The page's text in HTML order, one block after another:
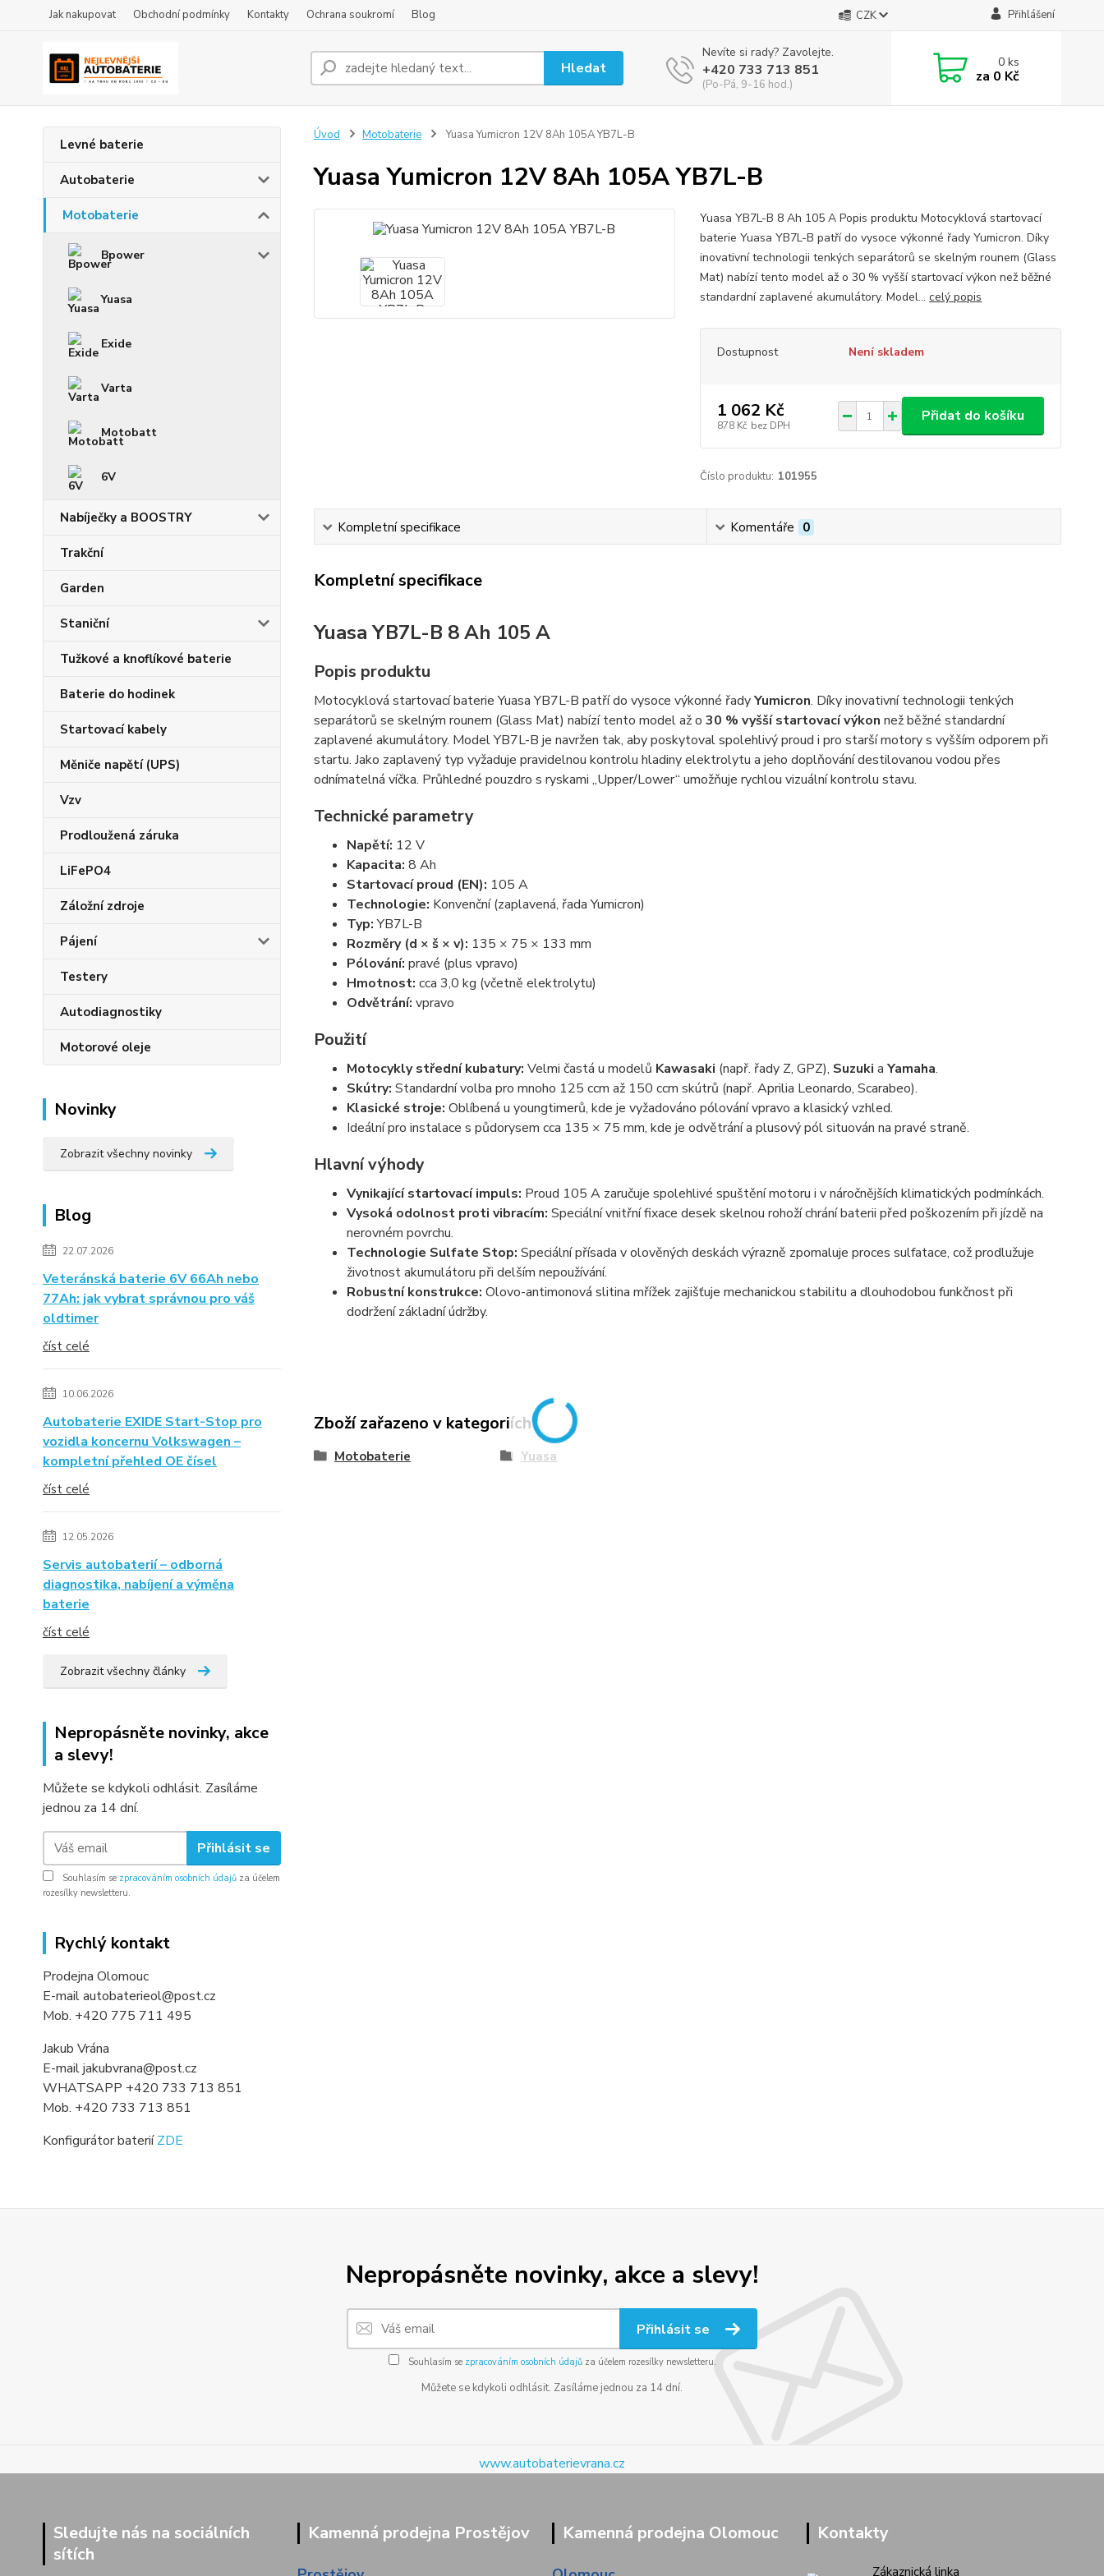
Jak nakupovat Obchodní podmínky Kontakty Ochrana soukromí Blog CZK Přihlášení
Hledat
Nevíte si rady? Zavolejte.
+420 733 713 851
(Po-Pá, 9-16 hod.)
0ks
za 0 Kč
Levné baterie
Autobaterie
Motobaterie
Bpower
Yuasa
Exide
Varta
Motobatt
6V
Nabíječky a BOOSTRY
Trakční
Garden
Staniční
Tužkové a knoflíkové baterie
Baterie do hodinek
Startovací kabely
Měniče napětí (UPS)
Vzv
Prodloužená záruka
LiFePO4
Záložní zdroje
Pájení
Testery
Autodiagnostiky
Motorové oleje
Novinky
Zobrazit všechny novinky
Blog
22.07.2026
Veteránská baterie 6V 66Ah nebo
77Ah: jak vybrat správnou pro váš
oldtimer
číst celé
10.06.2026
Autobaterie EXIDE Start-Stop pro
vozidla koncernu Volkswagen –
kompletní přehled OE čísel
číst celé
12.05.2026
Servis autobaterií – odborná
diagnostika, nabíjení a výměna
baterie
číst celé
Zobrazit všechny články
Nepropásněte novinky, akce
a slevy!
Můžete se kdykoli odhlásit. Zasíláme
jednou za 14 dní.
Přihlásit se
Souhlasím se zpracováním osobních údajů za účelem
rozesílky newsletteru.
Rychlý kontakt
Prodejna Olomouc
E-mail autobaterieol@post.cz
Mob. +420 775 711 495
Jakub Vrána
E-mail jakubvrana@post.cz
WHATSAPP +420 733 713 851
Mob. +420 733 713 851
Konfigurátor bateriíZDE
Úvod Motobaterie Yuasa Yumicron 12V 8Ah 105A YB7L-B
Yuasa Yumicron 12V 8Ah 105A YB7L-B
Yuasa YB7L-B 8 Ah 105 A Popis produktu Motocyklová startovací
baterie Yuasa YB7L-B patří do vysoce výkonné řady Yumicron. Díky
inovativní technologii tenkých separátorů se skelným rounem (Glass
Mat) nabízí tento model až o 30 % vyšší startovací výkon než běžné
standardní zaplavené akumulátory. Model... celý popis
Dostupnost Není skladem
1 062 Kč
878 Kč bez DPH
Přidat do košíku
Číslo produktu: 101955
Kompletní specifikace Komentáře 0
Kompletní specifikace
Yuasa YB7L-B 8 Ah 105 A
Popis produktu
Motocyklová startovací baterie Yuasa YB7L-B patří do vysoce výkonné řadyYumicron. Díky inovativní technologii tenkých
separátorů se skelným rounem (Glass Mat) nabízí tento model až o 30 % vyšší startovací výkon než běžné standardní
zaplavené akumulátory. Model YB7L-B je navržen tak, aby poskytoval spolehlivý proud i pro starší motory s vyšším odporem při
startu. Jako zaplavený typ vyžaduje pravidelnou kontrolu hladiny elektrolytu a jeho doplňování destilovanou vodou přes
odnímatelná víčka. Průhledné pouzdro s ryskami „Upper/Lower“ umožňuje rychlou vizuální kontrolu stavu.
Technické parametry
Napětí: 12 V
Kapacita: 8 Ah
Startovací proud (EN): 105 A
Technologie: Konvenční (zaplavená, řada Yumicron)
Typ:YB7L-B
Rozměry (d × š × v): 135 × 75 × 133 mm
Pólování: pravé (plus vpravo)
Hmotnost: cca 3,0 kg (včetně elektrolytu)
Odvětrání: vpravo
Použití
Motocykly střední kubatury: Velmi častá u modelů Kawasaki (např. řady Z, GPZ), Suzuki a Yamaha.
Skútry: Standardní volba pro mnoho 125 ccm až 150 ccm skútrů (např. Aprilia Leonardo, Scarabeo).
Klasické stroje: Oblíbená u youngtimerů, kde je vyžadováno pólování vpravo a klasický vzhled.
Ideální pro instalace s půdorysem cca 135 × 75 mm, kde je odvětrání a plusový pól situován na pravé straně.
Hlavní výhody
Vynikající startovací impuls: Proud 105 A zaručuje spolehlivé spuštění motoru i v náročnějších klimatických podmínkách.
Vysoká odolnost proti vibracím: Speciální vnitřní fixace desek skelnou rohoží chrání baterii před poškozením při jízdě na
nerovném povrchu.
Technologie Sulfate Stop: Speciální přísada v olověných deskách výrazně zpomaluje proces sulfatace, což prodlužuje
životnost akumulátoru při delším nepoužívání.
Robustní konstrukce: Olovo-antimonová slitina mřížek zajišťuje mechanickou stabilitu a dlouhodobou funkčnost při
dodržení základní údržby.
Zboží zařazeno v kategoriích
Motobaterie Yuasa
Nepropásněte novinky, akce a slevy!
Přihlásit se
Souhlasím se zpracováním osobních údajůza účelem rozesílky newsletteru.
Můžete se kdykoli odhlásit. Zasíláme jednou za 14 dní.
www.autobaterievrana.cz
Sledujte nás na sociálních
sítích
Kamenná prodejna Prostějov Kamenná prodejna Olomouc Kontakty
Zákaznická linka